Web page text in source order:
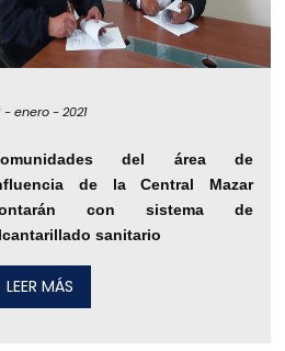
-enero -2021
del área de
de la Central Mazar
con sistema de
sanitario
LEER MÁS